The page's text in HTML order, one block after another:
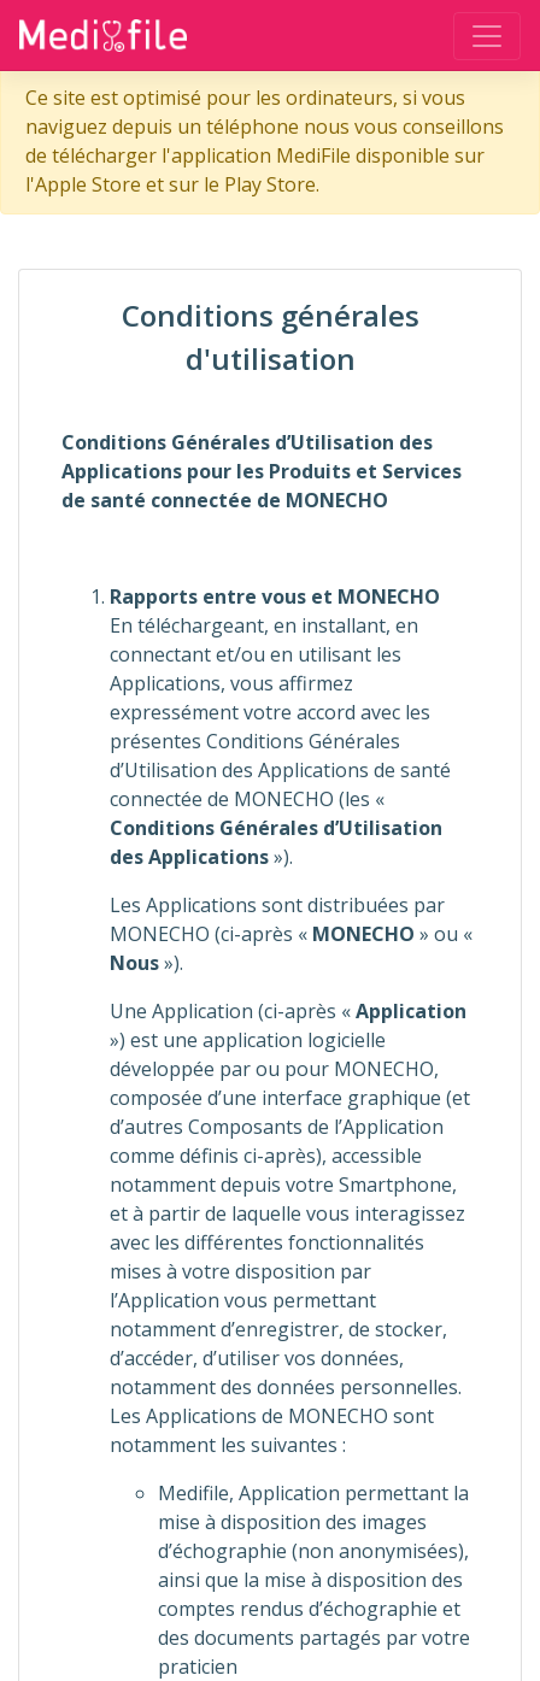
Ce site est optimisé pour les ordinateurs, si vous
naviguez depuis un téléphone nous vous conseillons
de télécharger l'application MediFile disponible sur
l'Apple Store et sur le Play Store.
Conditions générales
d'utilisation
Conditions Générales d’Utilisation des
Applications pour les Produits et Services
de santé connectée de MONECHO
Rapports entre vous et MONECHO
En téléchargeant, en installant, en
connectant et/ou en utilisant les
Applications, vous affirmez
expressément votre accord avec les
présentes Conditions Générales
d’Utilisation des Applications de santé
connectée de MONECHO (les «
Conditions Générales d’Utilisation
des Applications»).
Les Applications sont distribuées par
MONECHO (ci-après « MONECHO » ou «
Nous»).
Une Application (ci-après «Application
») est une application logicielle
développée par ou pour MONECHO,
composée d’une interface graphique (et
d’autres Composants de l’Application
comme définis ci-après), accessible
notamment depuis votre Smartphone,
et à partir de laquelle vous interagissez
avec les différentes fonctionnalités
mises à votre disposition par
l’Application vous permettant
notamment d’enregistrer, de stocker,
d’accéder, d’utiliser vos données,
notamment des données personnelles.
Les Applications de MONECHO sont
notamment les suivantes :
Medifile, Application permettant la
mise à disposition des images
d’échographie (non anonymisées),
ainsi que la mise à disposition des
comptes rendus d’échographie et
des documents partagés par votre
praticien